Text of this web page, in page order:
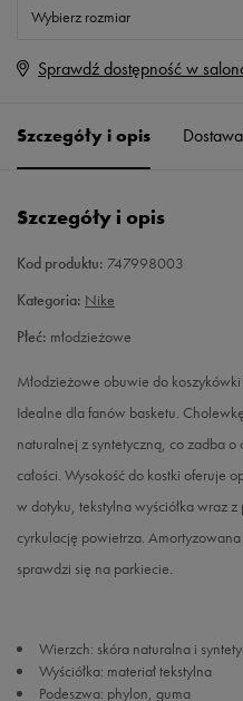
Wybierz rozmiar
Rozmiary EU
38 24 cm
Sprawdź dostępność w
Szczegóły i opis
Szczegóły i opis
Kod produktu: 747998003
Kategoria: Nike
Płeć: młodzieżowe
Młodzieżowe obuwie do
Idealne dla fanów basketu.
naturalnej z syntetyczną, co zadba
całości. Wysokość do kostki oferuje
w dotyku, tekstylna wyściółka wraz
cyrkulację powietrza.
sprawdzi się na parkiecie.
Wierzch: skóra naturalna i
Wyściółka: materiał tekstylna
Podeszwa: phylon, guma